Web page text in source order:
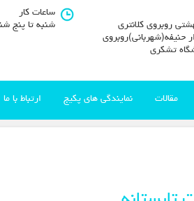
روبروی کلانتری
حنیفه(شهربانی)روبروی
تشکری
ساعات کار
شنبه تا پنج شنبه
مقالات نمایندگی های پکیج ارتباط با ما